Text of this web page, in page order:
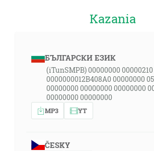
Kazania
БЪЛГАРСКИ ЕЗИК
(iTunSMPB) 00000000
0000000012B408A0 00000000
00000000 00000000 00000000
00000000 00000000
MP3 YT
ČESKY